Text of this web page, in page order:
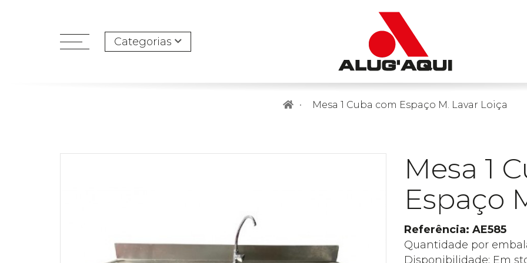
Categorias
Mesa 1 Cuba com Espaço M. Lavar Loiça
Mesa 1
Espaço
Referência: AE585
Quantidade por
Disponibilidade: Em